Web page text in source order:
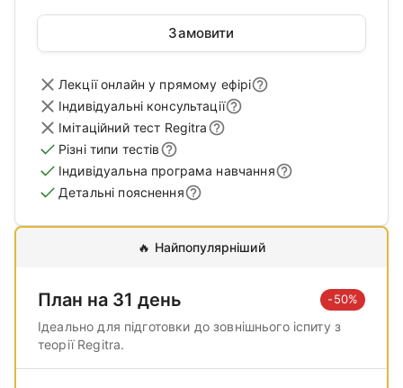
Замовити
Лекції онлайн у прямому ефірі
Індивідуальні консультації
Імітаційний тест Regitra
Різні типи тестів
Індивідуальна програма навчання
Детальні пояснення
🔥 Найпопулярніший
План на 31 день -50%
Ідеально для підготовки до зовнішнього іспиту з
теорії Regitra.